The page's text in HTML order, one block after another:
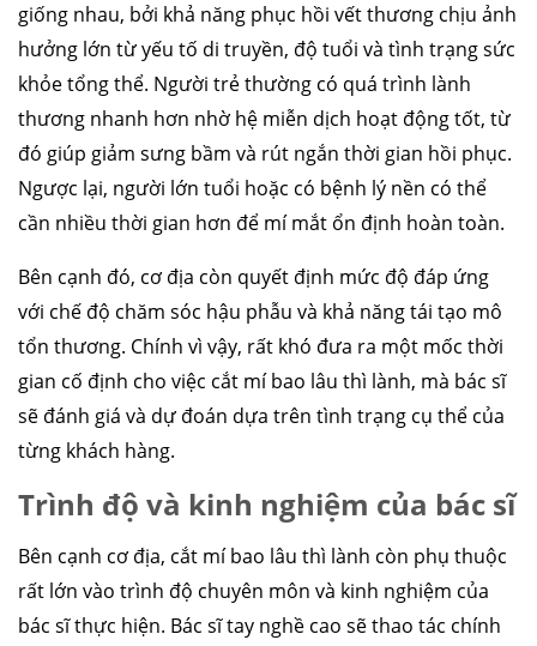
giống nhau, bởi khả năng phục hồi vết thương chịu ảnh
hưởng lớn từ yếu tố di truyền, độ tuổi và tình trạng sức
khỏe tổng thể. Người trẻ thường có quá trình lành
thương nhanh hơn nhờ hệ miễn dịch hoạt động tốt, từ
đó giúp giảm sưng bầm và rút ngắn thời gian hồi phục.
Ngược lại, người lớn tuổi hoặc có bệnh lý nền có thể
cần nhiều thời gian hơn để mí mắt ổn định hoàn toàn.
Bên cạnh đó, cơ địa còn quyết định mức độ đáp ứng
với chế độ chăm sóc hậu phẫu và khả năng tái tạo mô
tổn thương. Chính vì vậy, rất khó đưa ra một mốc thời
gian cố định cho việc cắt mí bao lâu thì lành, mà bác sĩ
sẽ đánh giá và dự đoán dựa trên tình trạng cụ thể của
từng khách hàng.
Trình độ và kinh nghiệm của bác sĩ
Bên cạnh cơ địa, cắt mí bao lâu thì lành còn phụ thuộc
rất lớn vào trình độ chuyên môn và kinh nghiệm của
bác sĩ thực hiện. Bác sĩ tay nghề cao sẽ thao tác chính